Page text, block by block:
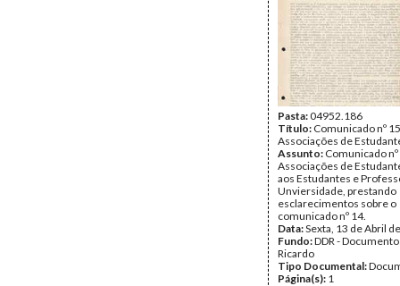
Pasta:04952.186
Título: Comunicado nº
Associações de
Assunto: Comunicado
Associações de
aos Estudantes e
Unviersidade, prestando
esclarecimentos sobre o
comunicado nº 14.
Data:Sexta, 13 de Abril
Fundo:DDR -
Ricardo
Tipo Documental:
Página(s): 1